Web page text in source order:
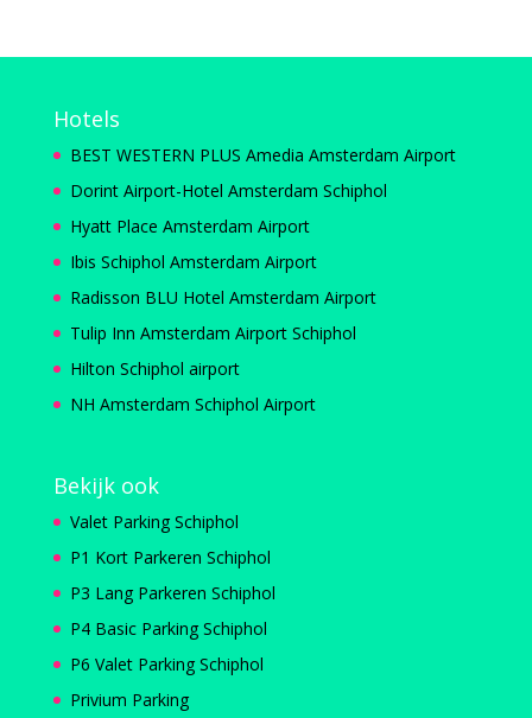
Hotels
BEST WESTERN PLUS Amedia Amsterdam Airport
Dorint Airport-Hotel Amsterdam Schiphol
Hyatt Place Amsterdam Airport
Ibis Schiphol Amsterdam Airport
Radisson BLU Hotel Amsterdam Airport
Tulip Inn Amsterdam Airport Schiphol
Hilton Schiphol airport
NH Amsterdam Schiphol Airport
Bekijk ook
Valet Parking Schiphol
P1 Kort Parkeren Schiphol
P3 Lang Parkeren Schiphol
P4 Basic Parking Schiphol
P6 Valet Parking Schiphol
Privium Parking